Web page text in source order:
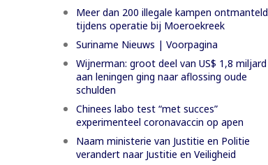
Meer dan 200 illegale kampen ontmanteld
tijdens operatie bij Moeroekreek
Suriname Nieuws | Voorpagina
Wijnerman: groot deel van US$ 1,8 miljard
aan leningen ging naar aflossing oude
schulden
Chinees labo test “met succes”
experimenteel coronavaccin op apen
Naam ministerie van Justitie en Politie
verandert naar Justitie en Veiligheid